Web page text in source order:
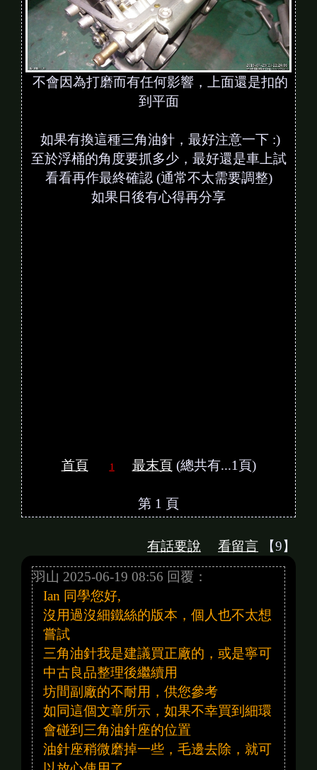
不會因為打磨而有任何影響，上面還是扣的
到平面
如果有換這種三角油針，最好注意一下 :)
至於浮桶的角度要抓多少，最好還是車上試
看看再作最終確認 (通常不太需要調整)
如果日後有心得再分享
首頁 1 最末頁(總共有...1頁)
第 1 頁
有話要說 看留言 【9】
羽山 2025-06-19 08:56 回覆：
Ian 同學您好,
沒用過沒細鐵絲的版本，個人也不太想
嘗試
三角油針我是建議買正廠的，或是寧可
中古良品整理後繼續用
坊間副廠的不耐用，供您參考
如同這個文章所示，如果不幸買到細環
會碰到三角油針座的位置
油針座稍微磨掉一些，毛邊去除，就可